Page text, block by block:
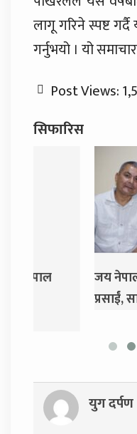
लागू गरिने स्पष्ट
गर्नुभयो । यो
Post Views:
सिफारिस
जय नेपाल पार्टी
प्रसाईं, साउन २८
युग दर्पण